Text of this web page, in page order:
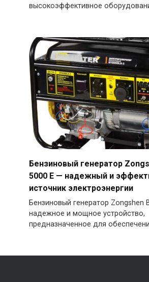
высокоэффективное
Бензиновый генератор
5000 E — надежный и
источник электроэнергии
Бензиновый генератор Zongshen
надежное и мощное устройство,
предназначенное для